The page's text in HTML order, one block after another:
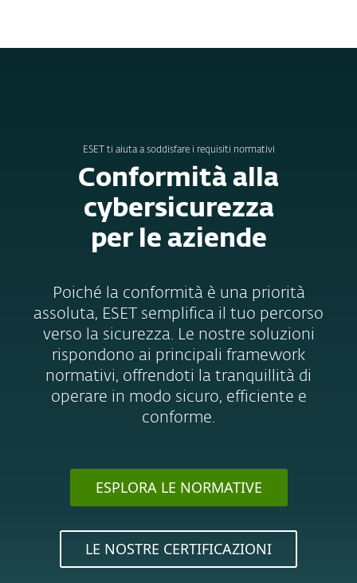
ESET ti aiuta a soddisfare i requisiti normativi
Conformità alla
cybersicurezza
per le aziende
Poiché la conformità è una priorità
assoluta, ESET semplifica il tuo percorso
verso la sicurezza. Le nostre soluzioni
rispondono ai principali framework
normativi, offrendoti la tranquillità di
operare in modo sicuro, efficiente e
conforme.
ESPLORA LE NORMATIVE
LE NOSTRE CERTIFICAZIONI